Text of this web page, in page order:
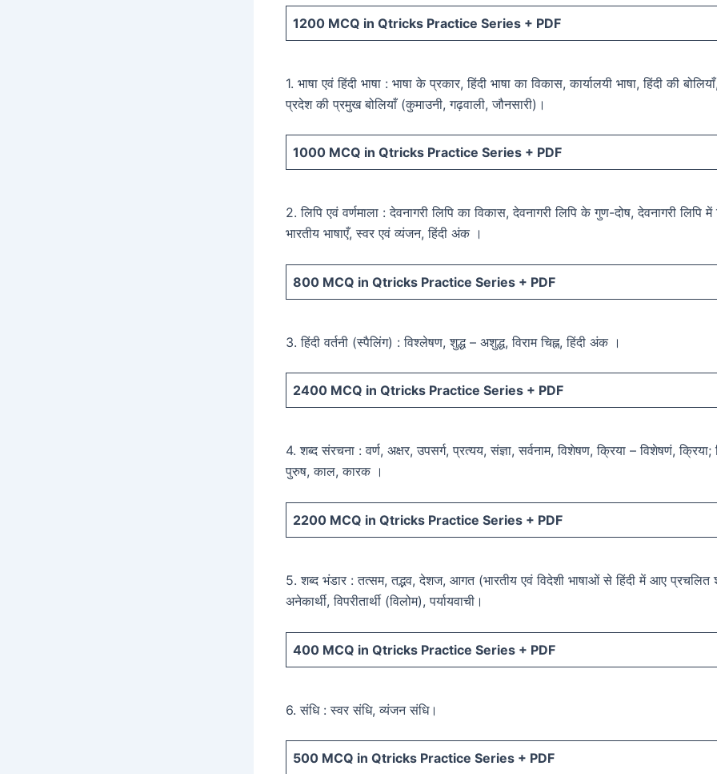
1200 MCQ in Qtricks Practice Series + PDF
1. भाषा एवं हिंदी भाषा : भाषा के प्रकार, हिंदी भाषा का विकास, कार्यालयी भाषा, हिंदी की
प्रदेश की प्रमुख बोलियाँ (कुमाउनी, गढ़वाली, जौनसारी)।
1000 MCQ in Qtricks Practice Series + PDF
2. लिपि एवं वर्णमाला : देवनागरी लिपि का विकास, देवनागरी लिपि के गुण-दोष, देवनागरी लिपि
भारतीय भाषाएँ, स्वर एवं व्यंजन, हिंदी अंक ।
800 MCQ in Qtricks Practice Series + PDF
3. हिंदी वर्तनी (स्पैलिंग) : विश्लेषण, शुद्ध – अशुद्ध, विराम चिह्न, हिंदी अंक ।
2400 MCQ in Qtricks Practice Series + PDF
4. शब्द संरचना : वर्ण, अक्षर, उपसर्ग, प्रत्यय, संज्ञा, सर्वनाम, विशेषण, क्रिया – विशेषणं,
पुरुष, काल, कारक ।
2200 MCQ in Qtricks Practice Series + PDF
5. शब्द भंडार : तत्सम, तद्भव, देशज, आगत (भारतीय एवं विदेशी भाषाओं से हिंदी में आए प्रचलित
अनेकार्थी, विपरीतार्थी (विलोम), पर्यायवाची।
400 MCQ in Qtricks Practice Series + PDF
6. संधि : स्वर संधि, व्यंजन संधि।
500 MCQ in Qtricks Practice Series + PDF